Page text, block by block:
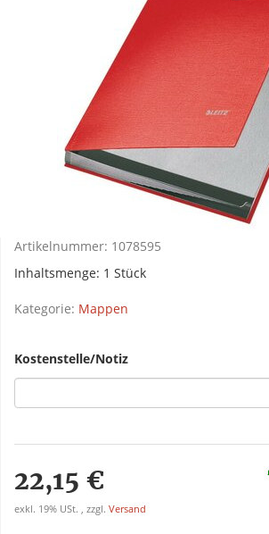
Artikelnummer: 1078595
Inhaltsmenge: 1 Stück
Kategorie: Mappen
Kostenstelle/Notiz
22,15 €
exkl. 19% USt. , zzgl. Versand